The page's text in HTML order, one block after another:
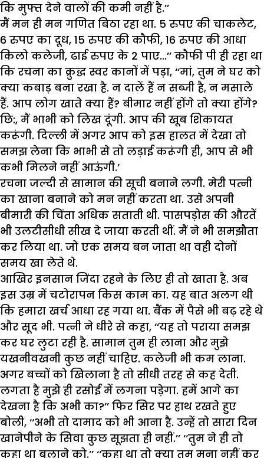
कि मुफ्त देने वालों की कमी नहीं है.’’
मैं मन ही मन गणित बिठा रहा था. 5 रुपए की चाकलेट,
6 रुपए का दूध, 15 रुपए की कौफी, 16 रुपए की आधा
किलो कलेजी, ढाई रुपए के 2 पाए…’’ कौफी पी ही रहा था
कि रचना का क्रुद्ध स्वर कानों में पड़ा, ‘‘मां, तुम ने घर को
क्या कबाड़ बना रखा है. न दालें हैं न सब्जी है, न मसाले
हैं. आप लोग खाते क्या हैं? बीमार नहीं होंगे तो क्या होंगे?
छि:, मैं भाभी को लिख दूंगी. आप की खूब शिकायत
करूंगी. दिल्ली में अगर आप को इस हालत में देखा तो
समझ लेना कि भाभी से तो लड़ाई करूंगी ही, आप से भी
कभी मिलने नहीं आऊंगी.’
रचना जल्दी से सामान की सूची बनाने लगी. मेरी पत्नी
का खाना बनाने को मन नहीं करता था. उसे अपनी
बीमारी की चिंता अधिक सताती थी. पासपड़ोस की औरतें
भी उलटीसीधी सीख दे जाया करती थीं. मैं ने भी समझौता
कर लिया था. जो एक समय बन जाता था वही दोनों
समय खा लेते थे.
आखिर इनसान जिंदा रहने के लिए ही तो खाता है. अब
इस उम्र में चटोरापन किस काम का. यह बात अलग थी
कि हमारा खर्च आधा रह गया था. बैंक में पैसे भी बढ़ रहे थे
और सूद भी. पत्नी ने धीरे से कहा, ‘‘यह तो पराया समझ
कर घर लुटा रही है. सामान तुम ही लाना और मुझे
यखनीवखनी कुछ नहीं चाहिए. कलेजी भी कम लाना.
अगर बच्चों को खिलाना है तो सीधी तरह से कह देती.
लगता है मुझे ही रसोई में लगना पड़ेगा. हमें आगे का
देखना है कि अभी का?’’ फिर सिर पर हाथ रखते हुए
बोली, ‘‘अभी तो दामाद को भी आना है. उन्हें तो सारा दिन
खानेपीने के सिवा कुछ सूझता ही नहीं.’’ ‘‘तुम ने ही तो
कहा था बुलाने को.’’ ‘‘कहा था तो क्या तुम मना नहीं कर